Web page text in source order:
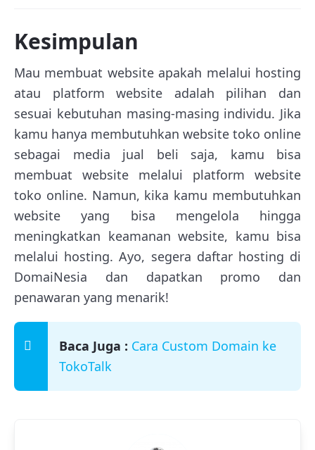
Kesimpulan
Mau membuat website apakah melalui hosting
atau platform website adalah pilihan dan
sesuai kebutuhan masing-masing individu. Jika
kamu hanya membutuhkan website toko online
sebagai media jual beli saja, kamu bisa
membuat website melalui platform website
toko online. Namun, kika kamu membutuhkan
website yang bisa mengelola hingga
meningkatkan keamanan website, kamu bisa
melalui hosting. Ayo, segera daftar hosting di
DomaiNesia dan dapatkan promo dan
penawaran yang menarik!
Baca Juga : Cara Custom Domain ke
TokoTalk